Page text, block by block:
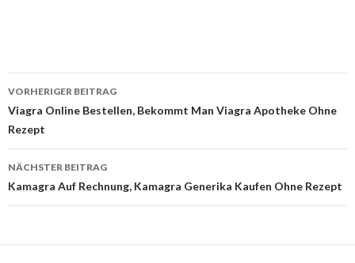
Beitrags-
Navigation
VORHERIGER BEITRAG
Viagra Online Bestellen, Bekommt Man Viagra Apotheke Ohne
Rezept
NÄCHSTER BEITRAG
Kamagra Auf Rechnung, Kamagra Generika Kaufen Ohne Rezept